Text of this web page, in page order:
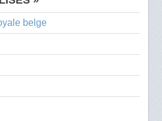
belge